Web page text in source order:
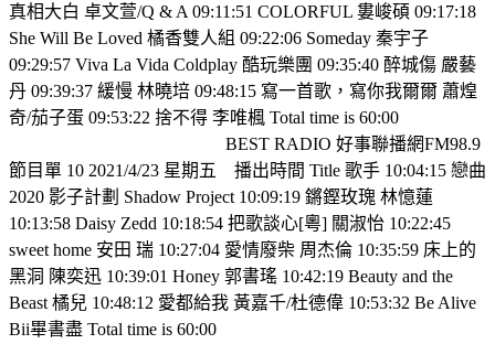
真相大白 卓文萱/Q & A 09:11:51 COLORFUL 婁峻碩 09:17:18
She Will Be Loved 橘香雙人組 09:22:06 Someday 秦宇子
09:29:57 Viva La Vida Coldplay 酷玩樂團 09:35:40 醉城傷 嚴藝
丹 09:39:37 緩慢 林曉培 09:48:15 寫一首歌，寫你我爾爾 蕭煌
奇/茄子蛋 09:53:22 捨不得 李唯楓 Total time is 60:00
BEST RADIO 好事聯播網FM98.9
節目單 10 2021/4/23 星期五
播出時間 Title 歌手 10:04:15 戀曲
2020 影子計劃 Shadow Project 10:09:19 鏘鏗玫瑰 林憶蓮
10:13:58 Daisy Zedd 10:18:54 把歌談心[粵] 關淑怡 10:22:45
sweet home 安田 瑞 10:27:04 愛情廢柴 周杰倫 10:35:59 床上的
黑洞 陳奕迅 10:39:01 Honey 郭書瑤 10:42:19 Beauty and the
Beast 橘兒 10:48:12 愛都給我 黃嘉千/杜德偉 10:53:32 Be Alive
Bii畢書盡 Total time is 60:00